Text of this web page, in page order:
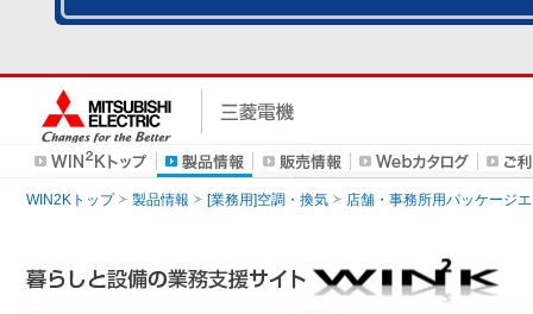
WIN2Kトップ 製品情報 [業務用]空調・換気 店舗・事務所用パッケージ